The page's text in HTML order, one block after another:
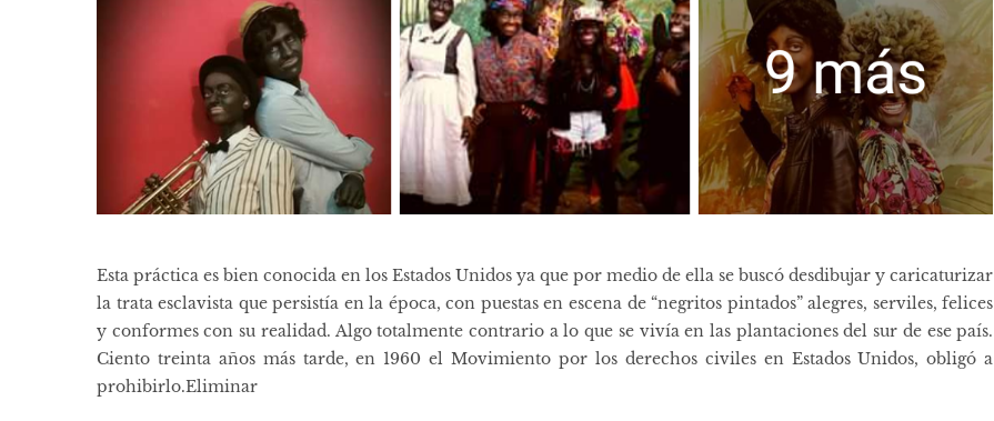
Esta práctica es bien conocida en los Estados Unidos ya que por medio de ella se ​buscó desdibujar y caricaturizar
la trata esclavista que persistía en la época, con puestas en escena de “negritos pintados” alegres, serviles, felices
y conformes con su realidad. ​Algo totalmente contrario a lo que se vivía en las plantaciones del sur de ese país.
Ciento treinta años más tarde, en 1960 el Movimiento por los derechos civiles en Estados Unidos, obligó a
prohibirlo.​Eliminar